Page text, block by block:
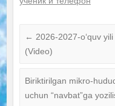
← 2026-2027-o‘quv
(Video)
Biriktirilgan mikro-
uchun “navbat”ga